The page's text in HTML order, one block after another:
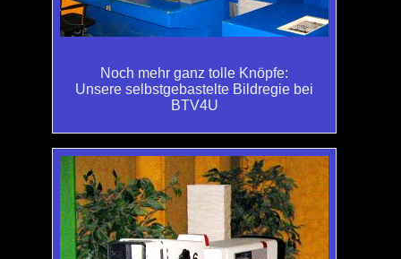
Noch mehr ganz tolle Knöpfe:
Unsere selbstgebastelte Bildregie bei
BTV4U